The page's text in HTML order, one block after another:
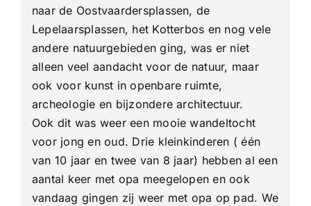
naar de Oostvaardersplassen, de
Lepelaarsplassen, het Kotterbos en nog vele
andere natuurgebieden ging, was er niet
alleen veel aandacht voor de natuur, maar
ook voor kunst in openbare ruimte,
archeologie en bijzondere architectuur.
Ook dit was weer een mooie wandeltocht
voor jong en oud. Drie kleinkinderen ( één
van 10 jaar en twee van 8 jaar) hebben al een
aantal keer met opa meegelopen en ook
vandaag gingen zij weer met opa op pad. We